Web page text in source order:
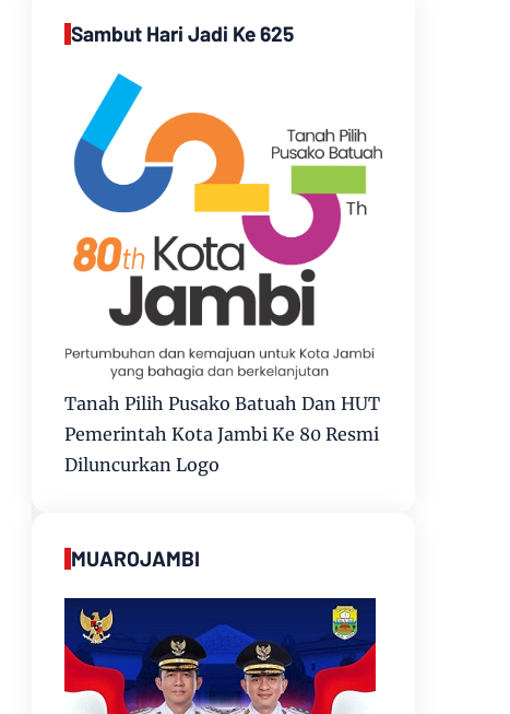
Sambut Hari Jadi Ke 625
Tanah Pilih Pusako Batuah Dan HUT
Pemerintah Kota Jambi Ke 80 Resmi
Diluncurkan Logo
MUAROJAMBI